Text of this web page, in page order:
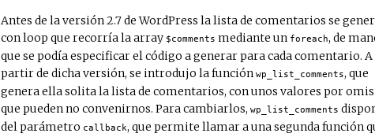
Antes de la versión 2.7 de WordPress la lista de comentarios se
con loop que recorría la array $comments mediante un foreach, de
que se podía especificar el código a generar para cada comentario. A
partir de dicha versión, se introdujo la función wp_list_comments, que
genera ella solita la lista de comentarios, con unos valores por
que pueden no convenirnos. Para cambiarlos, wp_list_comments
del parámetro callback, que permite llamar a una segunda función